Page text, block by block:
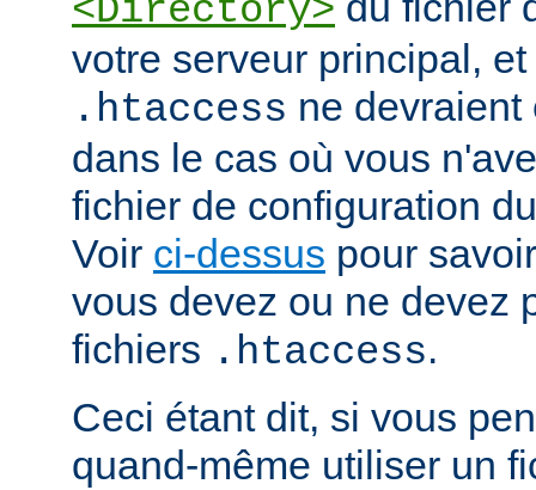
<Directory>
votre serveur principal,
.htaccess ne
dans le cas où vous
fichier de configuration
Voir ci-dessus pour
vous devez ou ne devez
fichiers .htaccess.
Ceci étant dit, si vous
quand-même utiliser un